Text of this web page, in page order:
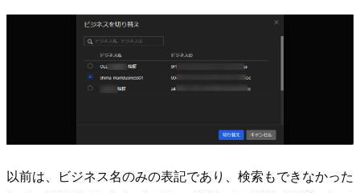
以前は、ビジネス名のみの表記であり、検索もできなかった